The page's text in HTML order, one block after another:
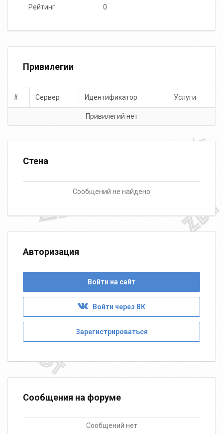
Рейтинг 0
Привилегии
# Сервер Идентификатор Услуги
Привилегий нет
Стена
Сообщений не найдено
Авторизация
Войти на сайт
Войти через ВК
Зарегистрироваться
Сообщения на форуме
Сообщений нет